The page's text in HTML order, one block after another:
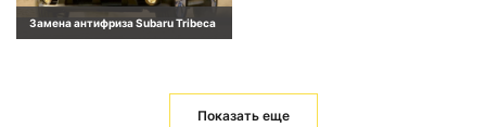
Замена антифриза Subaru Tribeca
Показать еще